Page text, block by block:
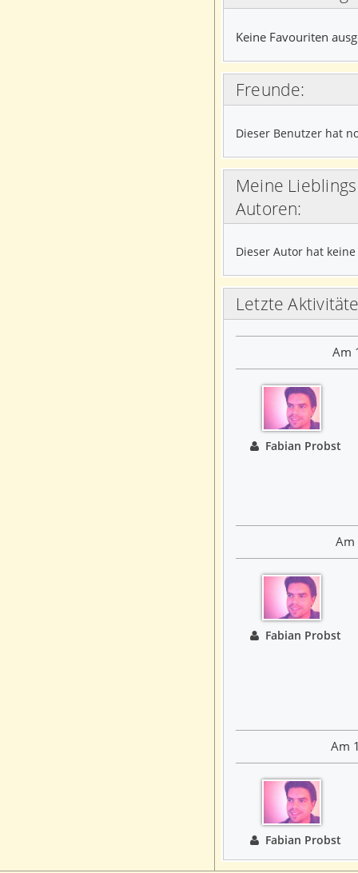
Keine Favouriten
Freunde:
Dieser Benutzer hat
Meine Lieblings Webstories-User und
Autoren:
Dieser Autor hat
Letzte
Am
Fabian Probst
Am
Fabian Probst
Am
Fabian Probst